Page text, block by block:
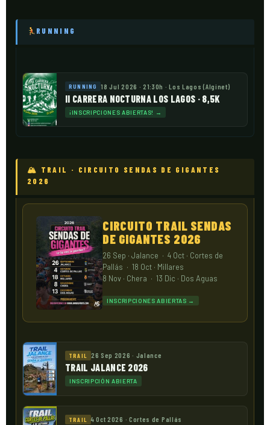
RUNNING
RUNNING 18 Jul 2026 · 21:30h · Los Lagos (Alginet)
II CARRERA NOCTURNA LOS LAGOS · 8,5K
¡INSCRIPCIONES ABIERTAS! →
🏔 TRAIL · CIRCUITO SENDAS DE GIGANTES
2026
CIRCUITO TRAIL SENDAS
DE GIGANTES 2026
26 Sep · Jalance · 4 Oct · Cortes de
Pallás · 18 Oct · Millares
8 Nov · Chera · 13 Dic · Dos Aguas
INSCRIPCIONES ABIERTAS →
TRAIL 26 Sep 2026 · Jalance
TRAIL JALANCE 2026
INSCRIPCIÓN ABIERTA
TRAIL 4 Oct 2026 · Cortes de Pallás